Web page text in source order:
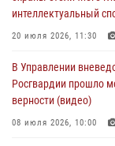
На востоке Москвы
находящегося в
Росгвардия
воздушно-десантных
03 августа 2026, 08:00
интеллектуальный
20 июля 2026, 11:30
В Управлении
Росгвардии прошло
верности (видео)
08 июля 2026, 10:00